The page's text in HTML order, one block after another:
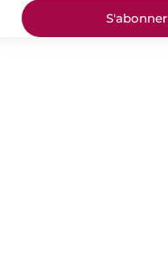
S'abonner